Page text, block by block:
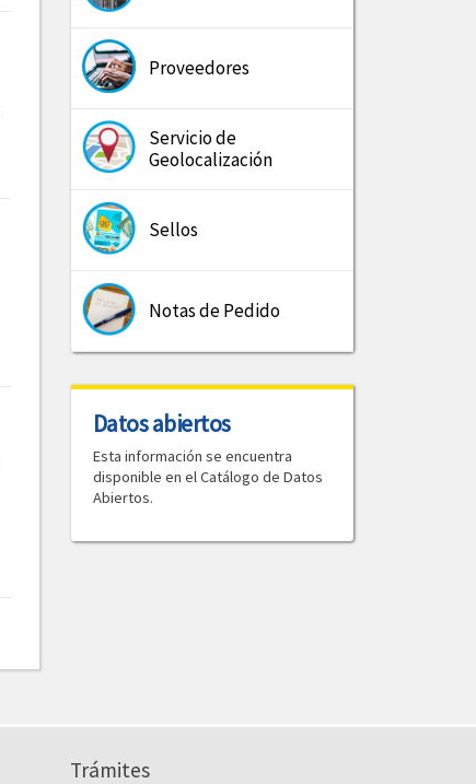
Proveedores
Servicio de
Geolocalización
Sellos
Notas de Pedido
Datos abiertos
Esta información se encuentra
disponible en el Catálogo de Datos
Abiertos.
Trámites